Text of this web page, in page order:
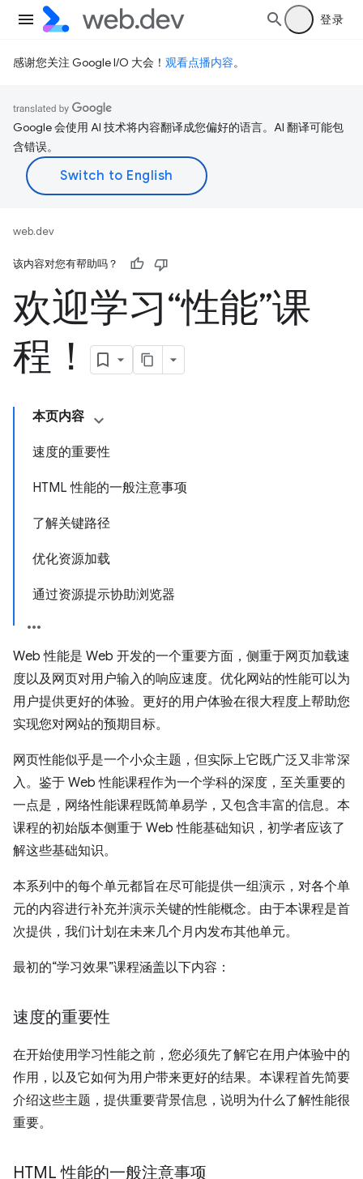
登录
感谢您关注 Google I/O 大会！ 观看点播内容。
Google 会使用 AI 技术将内容翻译成您偏好的语言。AI 翻译可能包
含错误。
web.dev
该内容对您有帮助吗？
欢迎学习“性能”课
程！
本页内容
速度的重要性
HTML 性能的一般注意事项
了解关键路径
优化资源加载
通过资源提示协助浏览器
Web 性能是 Web 开发的一个重要方面，侧重于网页加载速
度以及网页对用户输入的响应速度。优化网站的性能可以为
用户提供更好的体验。更好的用户体验在很大程度上帮助您
实现您对网站的预期目标。
网页性能似乎是一个小众主题，但实际上它既广泛又非常深
入。鉴于 Web 性能课程作为一个学科的深度，至关重要的
一点是，网络性能课程既简单易学，又包含丰富的信息。本
课程的初始版本侧重于 Web 性能基础知识，初学者应该了
解这些基础知识。
本系列中的每个单元都旨在尽可能提供一组演示，对各个单
元的内容进行补充并演示关键的性能概念。由于本课程是首
次提供，我们计划在未来几个月内发布其他单元。
最初的“学习效果”课程涵盖以下内容：
速度的重要性
在开始使用学习性能之前，您必须先了解它在用户体验中的
作用，以及它如何为用户带来更好的结果。本课程首先简要
介绍这些主题，提供重要背景信息，说明为什么了解性能很
重要。
HTML 性能的一般注意事项